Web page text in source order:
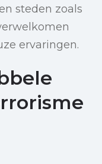
steden zoals
ervaringen.